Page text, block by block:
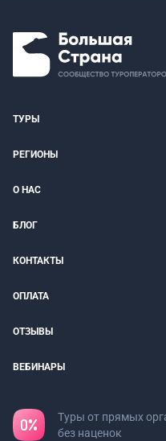
ТУРЫ
РЕГИОНЫ
О НАС
БЛОГ
КОНТАКТЫ
ОПЛАТА
ОТЗЫВЫ
ВЕБИНАРЫ
Туры от прямых
без наценок